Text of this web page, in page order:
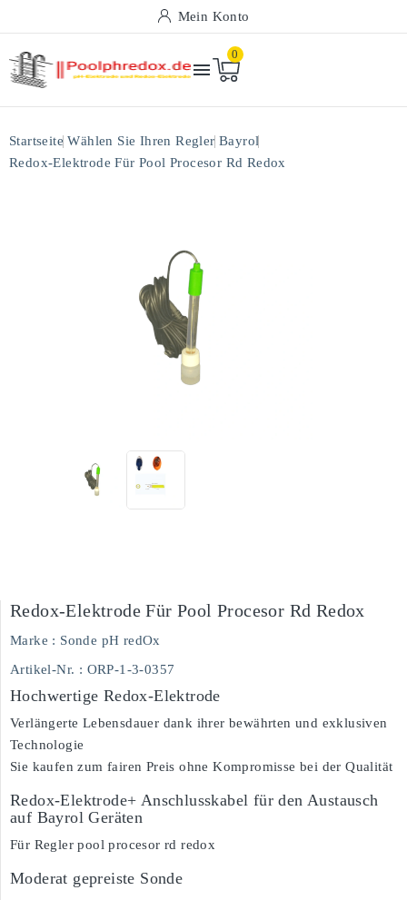
Mein Konto

0
Startseite Wählen Sie Ihren Regler Bayrol
Redox-Elektrode Für Pool Procesor Rd Redox
Redox-Elektrode Für Pool Procesor Rd Redox
Marke : Sonde pH redOx
Artikel-Nr. : ORP-1-3-0357
Hochwertige Redox-Elektrode
Verlängerte Lebensdauer dank ihrer bewährten und exklusiven
Technologie
Sie kaufen zum fairen Preis ohne Kompromisse bei der Qualität
Redox-Elektrode+ Anschlusskabel für den Austausch
auf Bayrol Geräten
Für Regler pool procesor rd redox
Moderat gepreiste Sonde